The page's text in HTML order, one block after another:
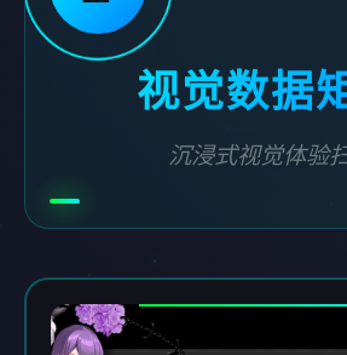
视觉数据
沉浸式视觉体验